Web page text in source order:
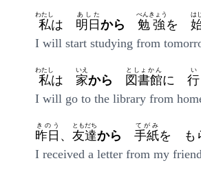
私
わたし
は 明日
あした
から 勉強
べんきょう
を
はじ
I will start studying from
私
わたし
は 家
いえ
から 図書館
としょかん
に 行
い
I will go to the library from
昨日
きのう
、 友達
ともだち
から 手紙
てがみ
を も
I received a letter from my